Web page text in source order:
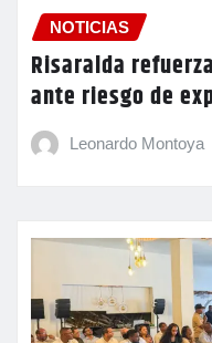
NOTICIAS
Risaralda
ante riesgo de
Leonardo Montoya